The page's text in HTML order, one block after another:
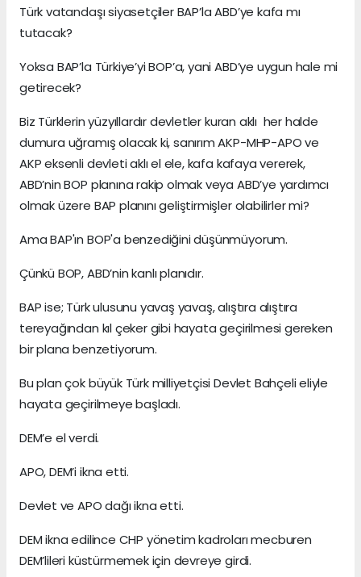
Türk vatandaşı siyasetçiler BAP’la ABD’ye kafa mı
tutacak?
Yoksa BAP’la Türkiye’yi BOP’a, yani ABD’ye uygun hale mi
getirecek?
Biz Türklerin yüzyıllardır devletler kuran aklı her halde
dumura uğramış olacak ki, sanırım AKP-MHP-APO ve
AKP eksenli devleti aklı el ele, kafa kafaya vererek,
ABD’nin BOP planına rakip olmak veya ABD’ye yardımcı
olmak üzere BAP planını geliştirmişler olabilirler mi?
Ama BAP'ın BOP'a benzediğini düşünmüyorum.
Çünkü BOP, ABD’nin kanlı planıdır.
BAP ise; Türk ulusunu yavaş yavaş, alıştıra alıştıra
tereyağından kıl çeker gibi hayata geçirilmesi gereken
bir plana benzetiyorum.
Bu plan çok büyük Türk milliyetçisi Devlet Bahçeli eliyle
hayata geçirilmeye başladı.
DEM’e el verdi.
APO, DEM’i ikna etti.
Devlet ve APO dağı ikna etti.
DEM ikna edilince CHP yönetim kadroları mecburen
DEM’lileri küstürmemek için devreye girdi.